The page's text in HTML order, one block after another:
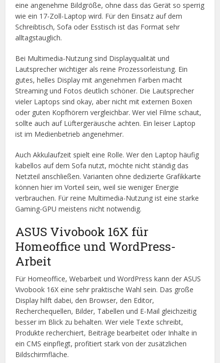
eine angenehme Bildgröße, ohne dass das Gerät so sperrig
wie ein 17-Zoll-Laptop wird. Für den Einsatz auf dem
Schreibtisch, Sofa oder Esstisch ist das Format sehr
alltagstauglich.
Bei Multimedia-Nutzung sind Displayqualität und
Lautsprecher wichtiger als reine Prozessorleistung. Ein
gutes, helles Display mit angenehmen Farben macht
Streaming und Fotos deutlich schöner. Die Lautsprecher
vieler Laptops sind okay, aber nicht mit externen Boxen
oder guten Kopfhörern vergleichbar. Wer viel Filme schaut,
sollte auch auf Lüftergeräusche achten. Ein leiser Laptop
ist im Medienbetrieb angenehmer.
Auch Akkulaufzeit spielt eine Rolle. Wer den Laptop häufig
kabellos auf dem Sofa nutzt, möchte nicht ständig das
Netzteil anschließen. Varianten ohne dedizierte Grafikkarte
können hier im Vorteil sein, weil sie weniger Energie
verbrauchen. Für reine Multimedia-Nutzung ist eine starke
Gaming-GPU meistens nicht notwendig.
ASUS Vivobook 16X für
Homeoffice und WordPress-
Arbeit
Für Homeoffice, Webarbeit und WordPress kann der ASUS
Vivobook 16X eine sehr praktische Wahl sein. Das große
Display hilft dabei, den Browser, den Editor,
Recherchequellen, Bilder, Tabellen und E-Mail gleichzeitig
besser im Blick zu behalten. Wer viele Texte schreibt,
Produkte recherchiert, Beiträge bearbeitet oder Inhalte in
ein CMS einpflegt, profitiert stark von der zusätzlichen
Bildschirmfläche.